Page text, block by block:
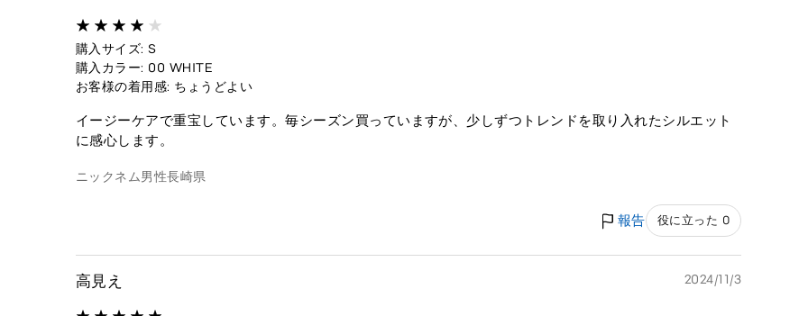
購入サイズ: S
購入カラー: 00 WHITE
お客様の着用感: ちょうどよい
イージーケアで重宝しています。毎シーズン買っていますが、少しずつトレンドを取り入れたシルエット
に感心します。
ニックネム男性長崎県
報告 役に立った 0
高見え 2024/11/3